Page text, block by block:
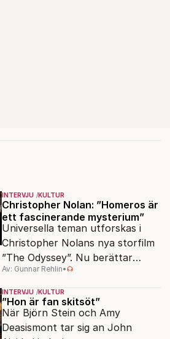
INTERVJU KULTUR
Christopher Nolan: ”Homeros är
ett fascinerande mysterium”
Universella teman utforskas i
Christopher Nolans nya storfilm
”The Odyssey”. Nu berättar
stjärnregissören om
fascinationen för Homeros
klassiska epos.
Av: Gunnar Rehlin•
INTERVJU KULTUR
”Hon är fan skitsöt”
När Björn Stein och Amy
Deasismont tar sig an John